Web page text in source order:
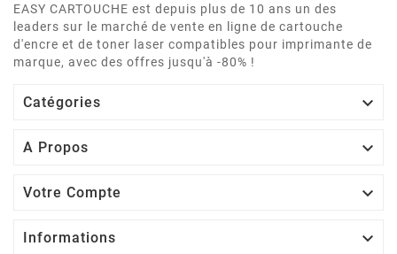
EASY CARTOUCHE est depuis plus de 10 ans un des
leaders sur le marché de vente en ligne de cartouche
d'encre et de toner laser compatibles pour imprimante de
marque, avec des offres jusqu'à -80% !
Catégories 
A Propos 
Votre Compte 
Informations 